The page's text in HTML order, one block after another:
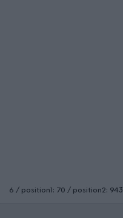
6 / position1: 70 / position2: 943